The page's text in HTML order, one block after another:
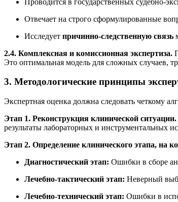
Отвечает на строго сформулированные
Исследует причинно-следственную связь
2.4. Комплексная и комиссионная экспертиза.
Это оптимальная модель для сложных случаев,
3. Методологические принципы
Экспертная оценка должна следовать четкому
Этап 1. Реконструкция клинической ситуации.
результаты лабораторных и инструментальных
Этап 2. Определение клинического этапа, на
Диагностический этап: Ошибки в сборе
Лечебно-тактический этап: Неверный
Лечебно-технический этап: Ошибки в